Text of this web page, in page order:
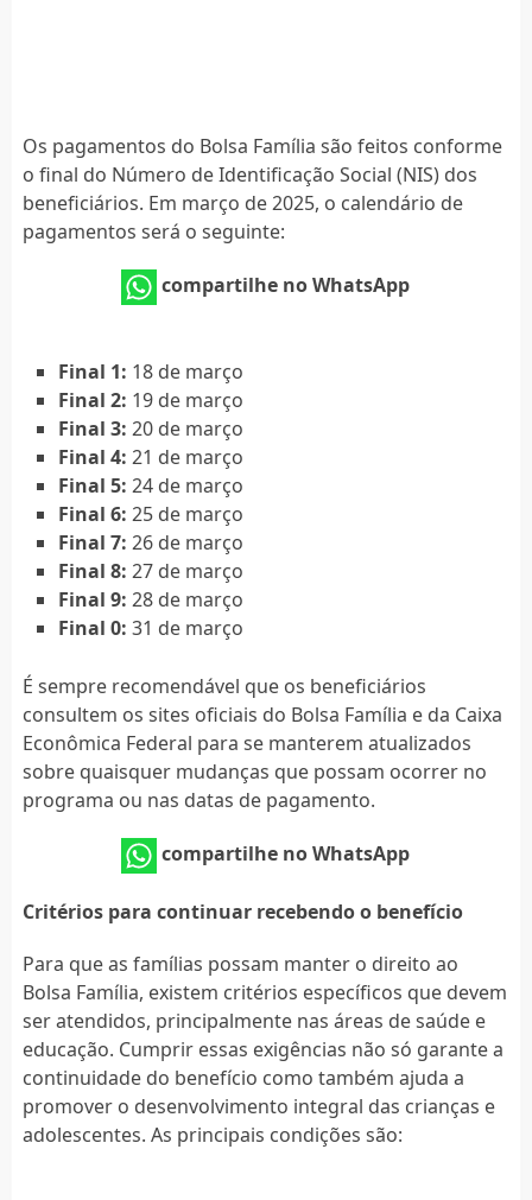
Os pagamentos do Bolsa Família são feitos conforme
o final do Número de Identificação Social (NIS) dos
beneficiários. Em março de 2025, o calendário de
pagamentos será o seguinte:
compartilhe no WhatsApp
Final 1: 18 de março
Final 2: 19 de março
Final 3: 20 de março
Final 4: 21 de março
Final 5: 24 de março
Final 6: 25 de março
Final 7: 26 de março
Final 8: 27 de março
Final 9: 28 de março
Final 0: 31 de março
É sempre recomendável que os beneficiários
consultem os sites oficiais do Bolsa Família e da Caixa
Econômica Federal para se manterem atualizados
sobre quaisquer mudanças que possam ocorrer no
programa ou nas datas de pagamento.
compartilhe no WhatsApp
Critérios para continuar recebendo o benefício
Para que as famílias possam manter o direito ao
Bolsa Família, existem critérios específicos que devem
ser atendidos, principalmente nas áreas de saúde e
educação. Cumprir essas exigências não só garante a
continuidade do benefício como também ajuda a
promover o desenvolvimento integral das crianças e
adolescentes. As principais condições são: